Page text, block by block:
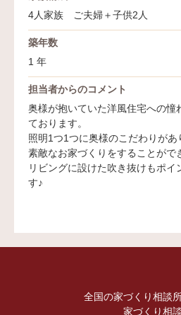
4人家族 ご夫婦＋子供2人
築年数
1 年
担当者からのコメント
奥様が抱いていた洋風住宅への憧
ております。
照明1つ1つに奥様のこだわりがあ
素敵なお家づくりをすることがで
リビングに設けた吹き抜けもポイ
す♪
全国の家づくり相談
家づくり相